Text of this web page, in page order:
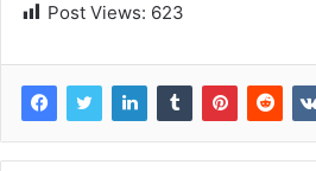
Post Views: 623